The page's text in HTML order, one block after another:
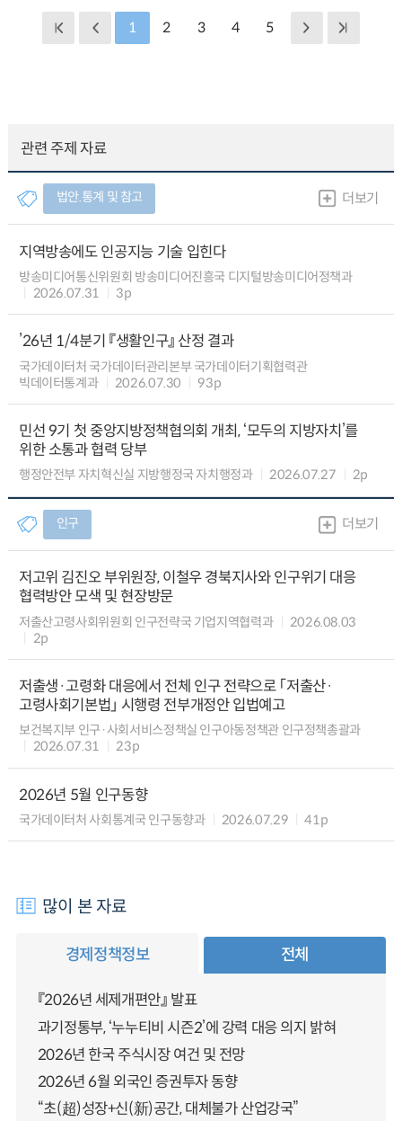
1 2 3 4 5
관련 주제 자료
법안.통계 및 참고 더보기
지역방송에도 인공지능 기술 입힌다
방송미디어통신위원회 방송미디어진흥국 디지털방송미디어정책과
2026.07.31
3p
’26년 1/4분기 『생활인구』 산정 결과
국가데이터처 국가데이터관리본부 국가데이터기획협력관
빅데이터통계과
2026.07.30 93p
민선 9기 첫 중앙지방정책협의회 개최, ‘모두의 지방자치’를
위한 소통과 협력 당부
행정안전부 자치혁신실 지방행정국 자치행정과 2026.07.27 2p
인구 더보기
저고위 김진오 부위원장, 이철우 경북지사와 인구위기 대응
협력방안 모색 및 현장방문
저출산고령사회위원회 인구전략국 기업지역협력과
2026.08.03
2p
저출생·고령화 대응에서 전체 인구 전략으로 「저출산·
고령사회기본법」 시행령 전부개정안 입법예고
보건복지부 인구·사회서비스정책실 인구아동정책관 인구정책총괄과
2026.07.31
23p
2026년 5월 인구동향
국가데이터처 사회통계국 인구동향과 2026.07.29 41p
많이 본 자료
경제정책정보 전체
『2026년 세제개편안』 발표
과기정통부, ‘누누티비 시즌2’에 강력 대응 의지 밝혀
2026년 한국 주식시장 여건 및 전망
2026년 6월 외국인 증권투자 동향
“초(超)성장+신(新)공간, 대체불가 산업강국”